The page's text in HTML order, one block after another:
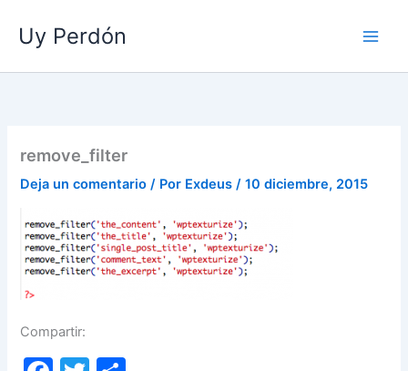
contenido
Uy Perdón
remove_filter
Deja un comentario / Por Exdeus/10 diciembre, 2015
Compartir: